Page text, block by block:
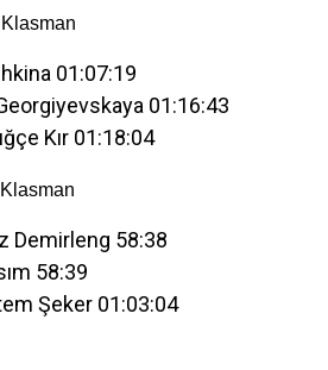
01:07:19
01:16:43
Kır 01:18:04
Demirleng 58:38
58:39
Şeker 01:03:04